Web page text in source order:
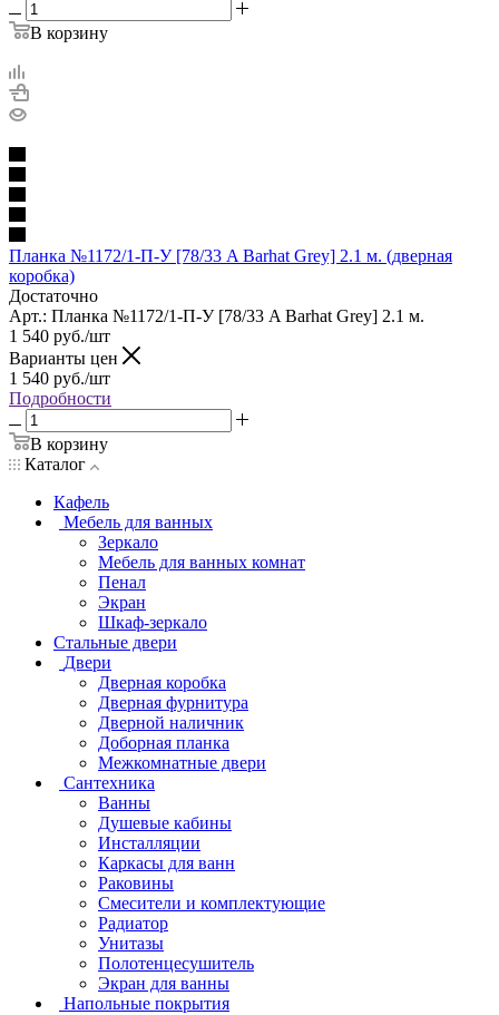
В корзину
Планка №1172/1-П-У [78/33 A Barhat Grey] 2.1 м. (дверная
коробка)
Достаточно
Арт.: Планка №1172/1-П-У [78/33 A Barhat Grey] 2.1 м.
1 540 руб./шт
Варианты цен
1 540 руб./шт
Подробности
В корзину
Каталог
Кафель
Мебель для ванных
Зеркало
Мебель для ванных комнат
Пенал
Экран
Шкаф-зеркало
Стальные двери
Двери
Дверная коробка
Дверная фурнитура
Дверной наличник
Доборная планка
Межкомнатные двери
Сантехника
Ванны
Душевые кабины
Инсталляции
Каркасы для ванн
Раковины
Смесители и комплектующие
Радиатор
Унитазы
Полотенцесушитель
Экран для ванны
Напольные покрытия